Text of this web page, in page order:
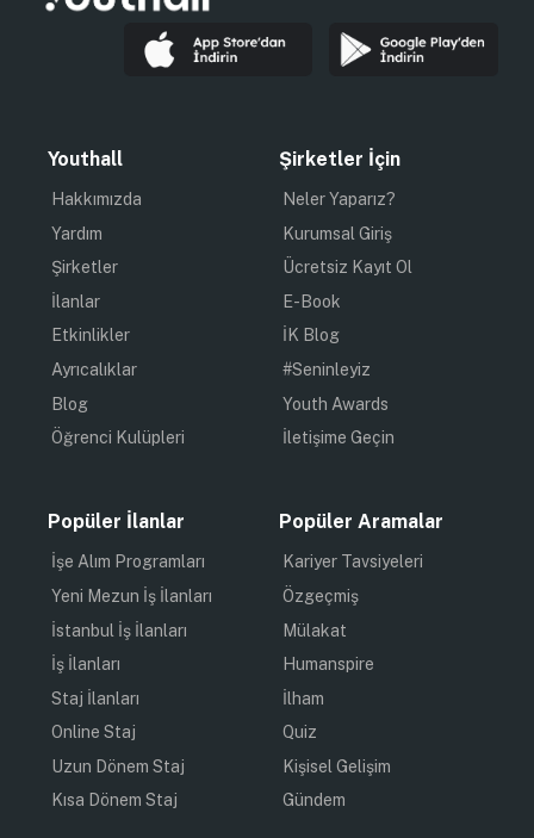
Youthall
Hakkımızda
Yardım
Şirketler
İlanlar
Etkinlikler
Ayrıcalıklar
Blog
Öğrenci Kulüpleri
Şirketler İçin
Neler Yaparız?
Kurumsal Giriş
Ücretsiz Kayıt Ol
E-Book
İK Blog
#Seninleyiz
Youth Awards
İletişime Geçin
Popüler İlanlar
İşe Alım Programları
Yeni Mezun İş İlanları
İstanbul İş İlanları
İş İlanları
Staj İlanları
Online Staj
Uzun Dönem Staj
Kısa Dönem Staj
Popüler Aramalar
Kariyer Tavsiyeleri
Özgeçmiş
Mülakat
Humanspire
İlham
Quiz
Kişisel Gelişim
Gündem